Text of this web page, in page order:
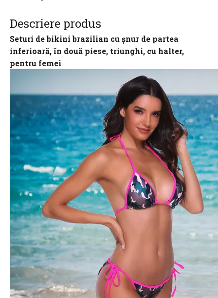
Descriere produs
Seturi de bikini brazilian cu șnur de partea
inferioară, în două piese, triunghi, cu halter,
pentru femei